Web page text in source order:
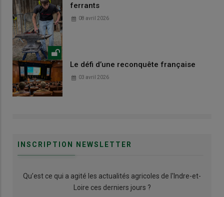
ferrants
08 avril 2026
Le défi d’une reconquête française
03 avril 2026
INSCRIPTION NEWSLETTER
Qu’est ce qui a agité les actualités agricoles de l'Indre-et-
Loire ces derniers jours ?